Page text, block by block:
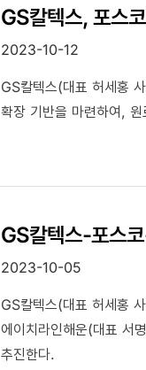
GS칼텍스, 포스
2023-10-12
GS칼텍스(대표 허세홍
확장 기반을 마련하여,
GS칼텍스-포스
2023-10-05
GS칼텍스(대표 허세홍
에이치라인해운(대표 서
추진한다.